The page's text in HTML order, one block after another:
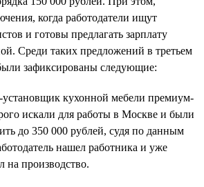
когда работодатели ищут
и готовы предлагать зарплату
Среди таких предложений в третьем
зафиксированы следующие:
кухонной мебели премиум-
искали для работы в Москве и были
до 350 000 рублей, судя по данным
нашел работника и уже
на производство.